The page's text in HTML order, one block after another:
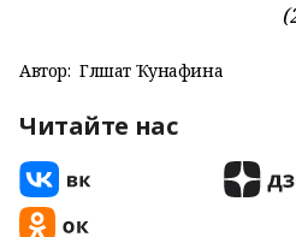
Автор: Гөлшат Ҡунафина
Читайте нас